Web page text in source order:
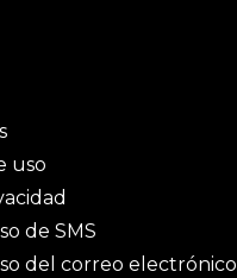
uso
de SMS
del correo electrónico